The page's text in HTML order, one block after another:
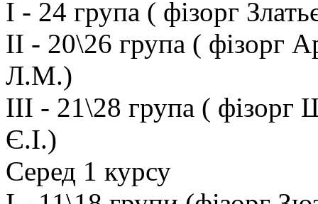
І - 24 група ( фізорг
ІІ - 20\26 група ( фізорг
Л.М.)
ІІІ - 21\28 група (
Є.І.)
Серед 1 курсу